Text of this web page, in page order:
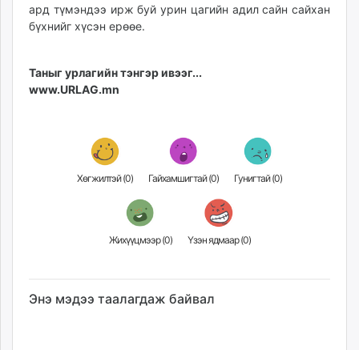
ард түмэндээ ирж буй урин цагийн адил сайн сайхан
бүхнийг хүсэн ерөөе.
Таныг урлагийн тэнгэр ивээг...
www.URLAG.mn
Хөгжилтэй (0) Гайхамшигтай (0) Гунигтай (0)
Жихүүцмээр (0) Үзэн ядмаар (0)
Энэ мэдээ таалагдаж байвал